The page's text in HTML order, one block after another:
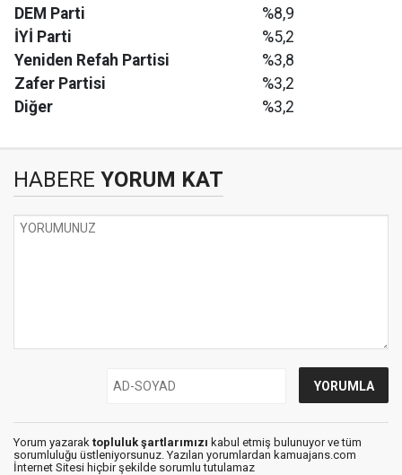
DEM Parti
%8,9
İYİ Parti
%5,2
Yeniden Refah Partisi
%3,8
Zafer Partisi
%3,2
Diğer
%3,2
HABERE YORUM KAT
Yorum yazarak topluluk şartlarımızı kabul etmiş bulunuyor ve tüm
sorumluluğu üstleniyorsunuz. Yazılan yorumlardan kamuajans.com
İnternet Sitesi hiçbir şekilde sorumlu tutulamaz